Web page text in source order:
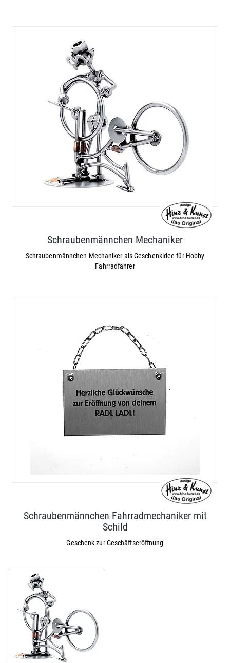
Schraubenmännchen Mechaniker
Schraubenmännchen Mechaniker als Geschenkidee für Hobby
Fahrradfahrer
Schraubenmännchen Fahrradmechaniker mit
Schild
Geschenk zur Geschäftseröffnung